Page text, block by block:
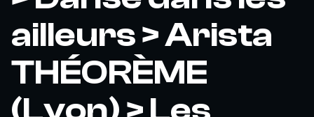
ailleurs > Arista
THÉORÈME